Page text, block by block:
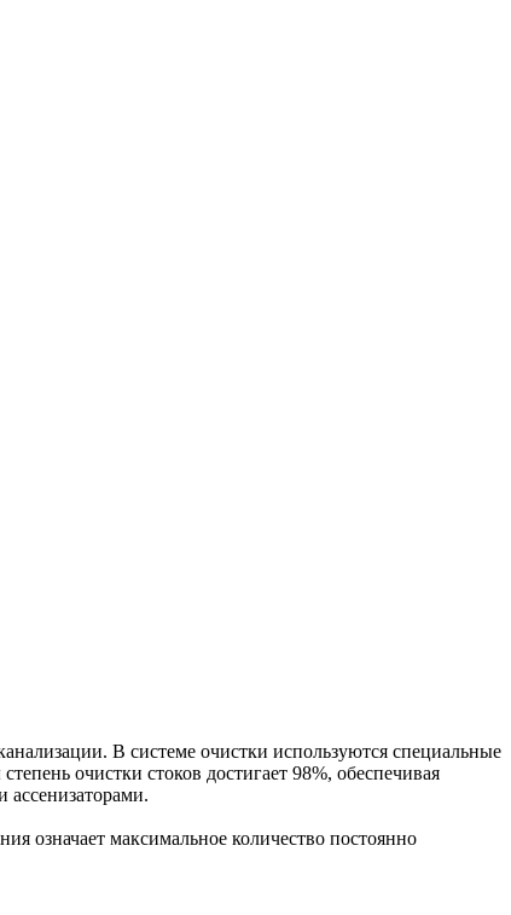
В системе очистки используются специальные
очистки стоков достигает 98%, обеспечивая
означает максимальное количество постоянно